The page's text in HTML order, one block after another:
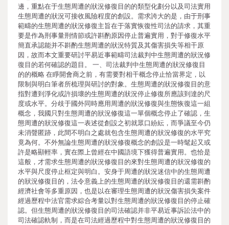
邊，重點在于生態周遭的狀況修復目的的類型化劃分以及司法實用
生態周遭的狀況可接收風險程度的創設。需求誇大的是，由于刑事
範疇的生態周遭的狀況修復主旨在于落實恢復性司法的請求，其重
要是作為刑事量刑情節或許斟酌原因停止普遍實用，對于修復水平
簡直承認能并不斟酌生態周遭的狀況特質及其傷害損失等相干原
因，故而本文重要研討平易近事範疇司法裁判中生態周遭的狀況修
復目的若何確認的題目。 一、司法裁判中生態周遭的狀況修復目
的的概略 在睜開會商之前，有需要對相干概念停止恰當界定，以
限制與明白筆者所梳理與研討的對象。生態周遭的狀況修復目的意
指對遭到淨化或許損壞的生態周遭的狀況停止修復所應該到達的尺
度或水平。分歧于國外同時應用周遭的狀況修復與生態恢復這一組
概念，我國只對生態周遭的狀況修復這一單個概念停止了確認，生
態周遭的狀況修復這一表述從創設之初就眾口紛紜，而爭議至今仍
未消聲匿跡，此間不明白之處就包含生態周遭的狀況修復的水平究
竟為何。不外無論生態周遭的狀況修復概念的創設是一時髦起又或
許是略顯輕率，實在際上曾經在中國語境下獲得普遍實用。也恰是
這般，才需求生態周遭的狀況修復目的來對生態周遭的狀況修復的
水平與尺度停止框定與明白。安身于周遭的狀況迷信中的生態周遭
的狀況修復目的，法令意義上的生態周遭的狀況修復目的還需斟酌
經濟社會等多重原因，也是以在審理生態周遭的狀況傷害損失案件
經過歷程中法官需求綜合考量以對生態周遭的狀況修復目的停止確
認。但生態周遭的狀況修復目的司法確認并非平易近事訴訟法中的
司法確認軌制，而是在司法經過歷程中對生態周遭的狀況修復目的